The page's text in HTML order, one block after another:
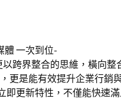
體 一次到位-
跨界整合的思維，橫向
更是能有效提升企業行銷
更新特性，不僅能快速